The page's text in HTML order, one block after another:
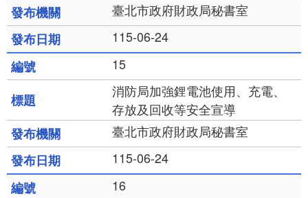
臺北市政府財政局秘書室
115-06-24
15
消防局加強鋰電池使用、充電、
存放及回收等安全宣導
臺北市政府財政局秘書室
115-06-24
16